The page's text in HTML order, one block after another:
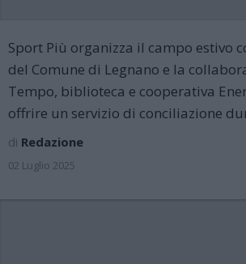
Sport Più organizza il campo estivo
del Comune di Legnano e la
Tempo, biblioteca e cooperativa
offrire un servizio di conciliazione
di Redazione
02 Luglio 2025